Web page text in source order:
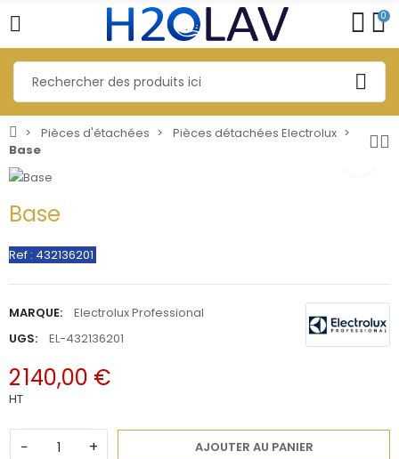
0
Pièces d'étachées
Pièces détachées Electrolux
Base
Base
Ref : 432136201
MARQUE:
Electrolux Professional
UGS:
EL-432136201
2 140,00 €
HT
− + AJOUTER AU PANIER